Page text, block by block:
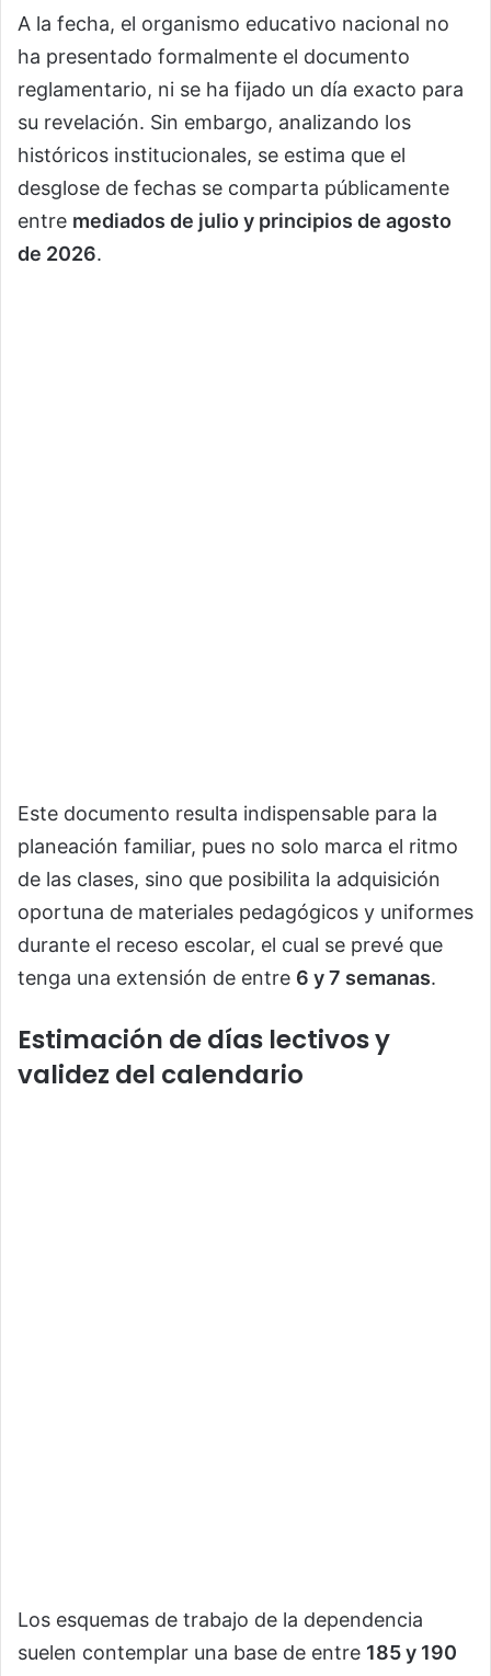
A la fecha, el organismo educativo nacional no
ha presentado formalmente el documento
reglamentario, ni se ha fijado un día exacto para
su revelación. Sin embargo, analizando los
históricos institucionales, se estima que el
desglose de fechas se comparta públicamente
entre mediados de julio y principios de agosto
de 2026.
Este documento resulta indispensable para la
planeación familiar, pues no solo marca el ritmo
de las clases, sino que posibilita la adquisición
oportuna de materiales pedagógicos y uniformes
durante el receso escolar, el cual se prevé que
tenga una extensión de entre 6 y 7 semanas.
Estimación de días lectivos y
validez del calendario
Los esquemas de trabajo de la dependencia
suelen contemplar una base de entre 185 y 190